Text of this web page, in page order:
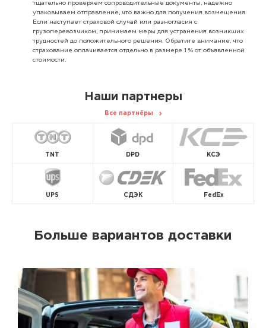
тщательно проверяем сопроводительные документы, надежно
упаковываем отправление, что важно для получения возмещения.
Если наступает страховой случай или разногласия с
грузоперевозчиком, принимаем меры для устранения возникших
трудностей до положительного решения. Обратите внимание, что
страхование оплачивается отдельно в размере 1 % от объявленной
стоимости.
Наши партнеры
Все партнёры
TNT DPD КСЭ
UPS СДЭК FedEx
Больше вариантов доставки